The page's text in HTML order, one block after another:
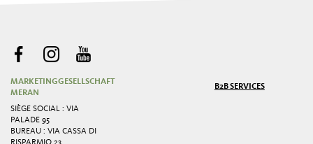
MARKETINGGESELLSCHAFT
MERAN
SIÈGE SOCIAL : VIA
PALADE 95
BUREAU : VIA CASSA DI
B2B SERVICES